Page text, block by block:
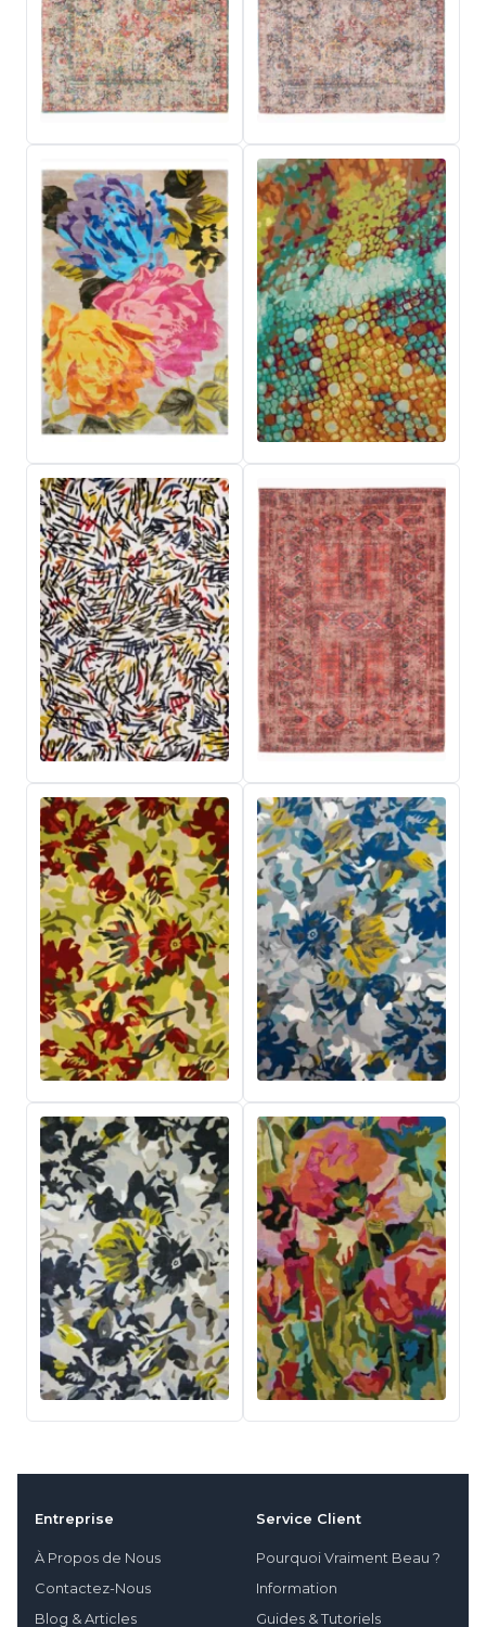
Entreprise
À Propos de Nous
Contactez-Nous
Blog & Articles
Service Client
Pourquoi Vraiment Beau ?
Information
Guides & Tutoriels